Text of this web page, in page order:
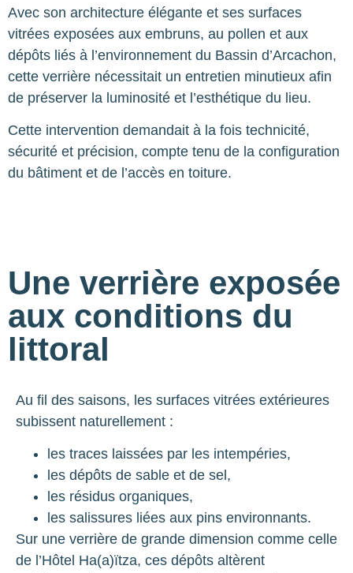
Avec son architecture élégante et ses surfaces
vitrées exposées aux embruns, au pollen et aux
dépôts liés à l’environnement du Bassin d’Arcachon,
cette verrière nécessitait un entretien minutieux afin
de préserver la luminosité et l’esthétique du lieu.
Cette intervention demandait à la fois technicité,
sécurité et précision, compte tenu de la configuration
du bâtiment et de l’accès en toiture.
Une verrière exposée
aux conditions du
littoral
Au fil des saisons, les surfaces vitrées extérieures
subissent naturellement :
les traces laissées par les intempéries,
les dépôts de sable et de sel,
les résidus organiques,
les salissures liées aux pins environnants.
Sur une verrière de grande dimension comme celle
de l’Hôtel Ha(a)ïtza, ces dépôts altèrent